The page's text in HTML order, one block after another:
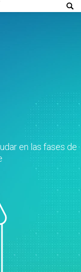
en las fases de